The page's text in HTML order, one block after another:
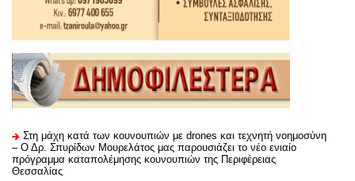
Στη μάχη κατά των κουνουπιών με drones και τεχνητή νοημοσύνη
– Ο Δρ. Σπυρίδων Μουρελάτος μας παρουσιάζει το νέο ενιαίο
πρόγραμμα καταπολέμησης κουνουπιών της Περιφέρειας
Θεσσαλίας